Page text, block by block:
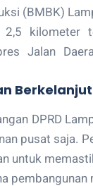
(BMBK)
2,5 kilometer
Jalan
DPRD
pusat saja.
untuk
pembangunan